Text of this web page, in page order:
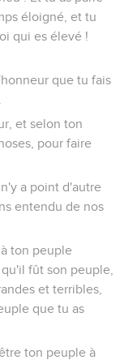
éloigné, et tu
qui es élevé !
que tu fais
et selon ton
pour faire
a point d'autre
entendu de nos
ton peuple
fût son peuple,
et terribles,
que tu as
ton peuple à